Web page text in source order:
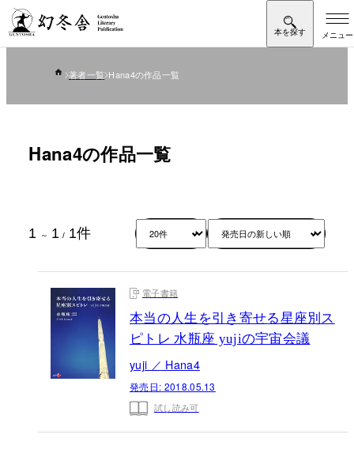
著者一覧 Hana4の作品一覧
Hana4の作品一覧
1 ～ 1 / 1件
電子書籍
本当の人生を引き寄せる星座別ス
ピトレ 水瓶座 yujiの宇宙会議
yuji ／ Hana4
発売日: 2018.05.13
試し読み可